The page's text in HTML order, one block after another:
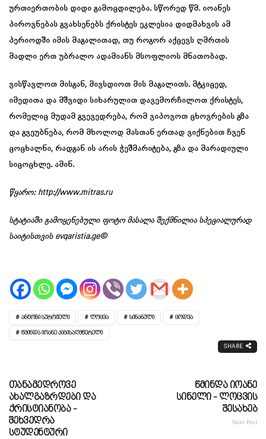
ურთიერთობის დიდი გამოცდილება. სწორედ წმ. იოანეს
პიროვნებას გვახსენებს ქრისტეს ეკლესია დიდმახვის ამ
პერიოდში იმის მაგალითად, თუ როგორ აქცევს ღმრთის
მადლი ერთ უბრალო ადამიანს მსოფლიოს მნათობად.
ვისწავლოთ მისგან, მივსდიოთ მის მაგალითს. მტკიცედ,
იმედითა და მშვიდი სიხარულით დავემორჩილოთ ქრისტეს,
რომელიც მუდამ გვევედრება, რომ ვიპოვოთ ცხოვრების გზა
და გვეუბნება, რომ მხოლოდ მასთან ერთად ვიქნებით ჩვენ
ცოცხალნი, რადგან ის არის ჭეშმარიტება, გზა და მარადიული
სიცოცხლე. ამინ.
წყარო: http://www.mitras.ru
სტატიაში გამოყენებული ფოტო მასალა შექმნილია სპეციალურად
საიტისთვის evqaristia.ge©
ᲐᲜᲢᲝᲜᲘ ᲡᲣᲠᲝᲟᲔᲚᲘ ᲚᲝᲪᲕᲐ ᲡᲘᲜᲐᲜᲣᲚᲘ ᲪᲝᲓᲕᲐ
ᲬᲛᲘᲜᲓᲐ ᲘᲝᲐᲜᲔ ᲙᲘᲑᲘᲡᲐᲦᲛᲬᲔᲠᲔᲚᲘ
SHARE
Თანამედროვე
Ახალგაზრდები Და
Ქრისტიანობა -
Შეხვედრა
Სტუდენტური
Წმინდა Იოანე
Სინელი - Ლოცვის
Შესახებ
Next Post